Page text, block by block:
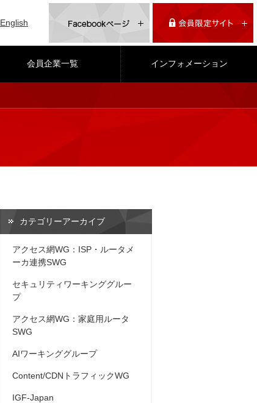
English
会員企業一覧 インフォメーション
カテゴリーアーカイブ
アクセス網WG：ISP・ルータメ
ーカ連携SWG
セキュリティワーキンググルー
プ
アクセス網WG：家庭用ルータ
SWG
AIワーキンググループ
Content/CDNトラフィックWG
IGF-Japan